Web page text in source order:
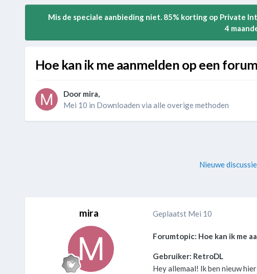
Mis de speciale aanbieding niet. 85% korting op Private
4
Hoe kan ik me aanmelden op een
Door mira,
Mei 10 in Downloaden via alle overige methoden
Nieuwe
mira Geplaatst Mei 10
Forumtopic: Hoe kan ik me
Gebruiker: RetroDL
Hey allemaal! Ik ben nieuw